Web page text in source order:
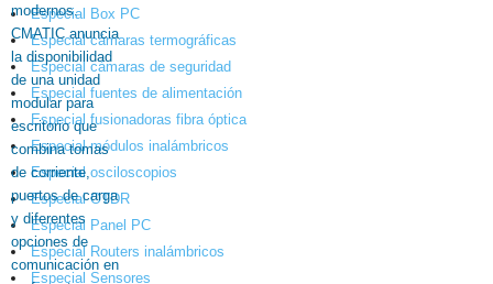
Especial Box PC
Especial cámaras termográficas
Especial cámaras de seguridad
Especial fuentes de alimentación
Especial fusionadoras fibra óptica
Especial módulos inalámbricos
Especial osciloscopios
Especial OTDR
Especial Panel PC
Especial Routers inalámbricos
Especial Sensores